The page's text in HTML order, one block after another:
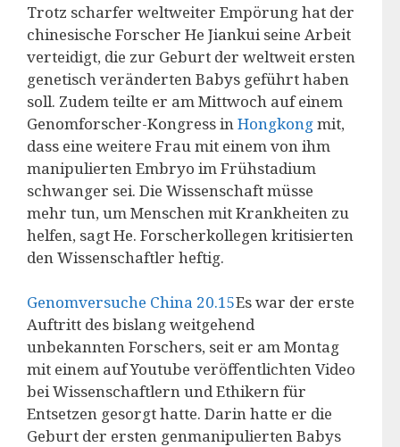
Trotz scharfer weltweiter Empörung hat der
chinesische Forscher He Jiankui seine Arbeit
verteidigt, die zur Geburt der weltweit ersten
genetisch veränderten Babys geführt haben
soll. Zudem teilte er am Mittwoch auf einem
Genomforscher-Kongress in Hongkongmit,
dass eine weitere Frau mit einem von ihm
manipulierten Embryo im Frühstadium
schwanger sei. Die Wissenschaft müsse
mehr tun, um Menschen mit Krankheiten zu
helfen, sagt He. Forscherkollegen kritisierten
den Wissenschaftler heftig.
Genomversuche China 20.15Es war der erste
Auftritt des bislang weitgehend
unbekannten Forschers, seit er am Montag
mit einem auf Youtube veröffentlichten Video
bei Wissenschaftlern und Ethikern für
Entsetzen gesorgt hatte. Darin hatte er die
Geburt der ersten genmanipulierten Babys